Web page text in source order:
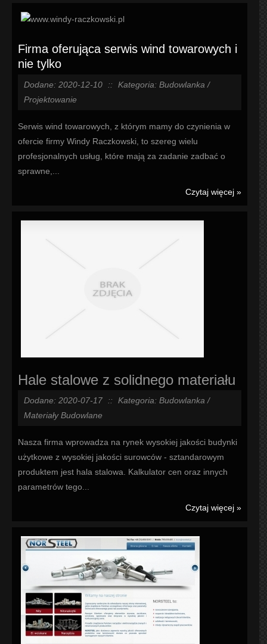
Firma oferująca serwis wind towarowych i
nie tylko
Dodane: 2020-12-10 ::
Kategoria: Budowlanka /
Projektowanie
Serwis wind towarowych, z którym mamy do czynienia w
ofercie firmy Windy Raczkowski, to szereg wielu
profesjonalnych usług, które mają za zadanie zadbać o
sprawne,...
Czytaj więcej »
Hale stalowe z solidnego materiału
Dodane: 2020-07-17 ::
Kategoria: Budowlanka /
Materiały Budowlane
Nasza firma wprowadza na rynek wysokiej jakości budynki
użytkowe z wysokiej jakości surowców - sztandarowym
produktem jest hala stalowa. Kalkulator cen oraz innych
parametrów tego...
Czytaj więcej »